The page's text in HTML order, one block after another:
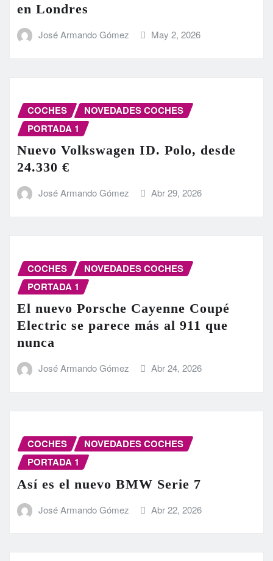
en Londres
José Armando Gómez May 2, 2026
COCHES
NOVEDADES COCHES
PORTADA 1
Nuevo Volkswagen ID. Polo, desde
24.330 €
José Armando Gómez Abr 29, 2026
COCHES
NOVEDADES COCHES
PORTADA 1
El nuevo Porsche Cayenne Coupé
Electric se parece más al 911 que
nunca
José Armando Gómez Abr 24, 2026
COCHES
NOVEDADES COCHES
PORTADA 1
Así es el nuevo BMW Serie 7
José Armando Gómez Abr 22, 2026